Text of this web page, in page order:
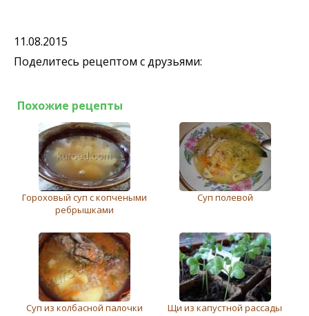
11.08.2015
Поделитесь рецептом с друзьями:
Похожие рецепты
Гороховый суп с копчеными
ребрышками
Суп полевой
Суп из колбасной палочки Щи из капустной рассады